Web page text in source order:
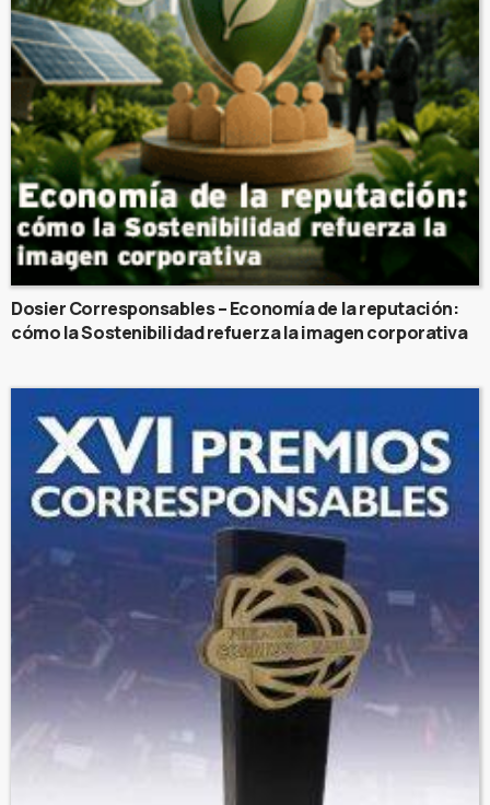
Dosier Corresponsables – Economía de la reputación:
cómo la Sostenibilidad refuerza la imagen corporativa